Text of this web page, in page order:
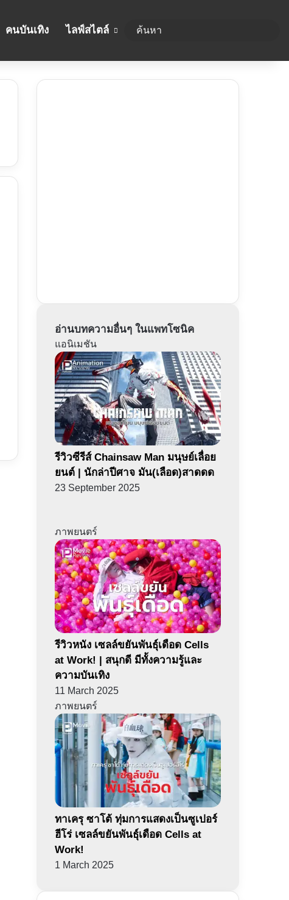
คนบันเทิง ไลฟ์สไตล์
อ่านบทความอื่นๆ ในแพทโซนิค
แอนิเมชัน
รีวิวซีรีส์ Chainsaw Man มนุษย์เลื่อย
ยนต์ | นักล่าปีศาจ มัน(เลือด)สาดดด
23 September 2025
ภาพยนตร์
รีวิวหนัง เซลล์ขยันพันธุ์เดือด Cells
at Work! | สนุกดี มีทั้งความรู้และ
ความบันเทิง
11 March 2025
ภาพยนตร์
ทาเครุ ซาโต้ ทุ่มการแสดงเป็นซูเปอร์
ฮีโร่ เซลล์ขยันพันธุ์เดือด Cells at
Work!
1 March 2025